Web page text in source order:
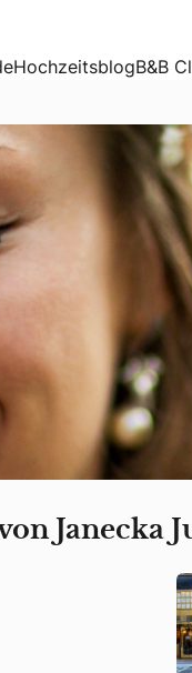
HochzeitsblogB&B
Janecka